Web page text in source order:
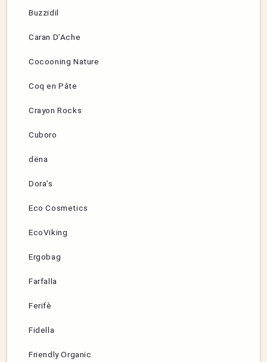
Buzzidil
Caran D’Ache
Cocooning Nature
Coq en Pâte
Crayon Rocks
Cuboro
dëna
Dora’s
Eco Cosmetics
EcoViking
Ergobag
Farfalla
Ferifè
Fidella
Friendly Organic